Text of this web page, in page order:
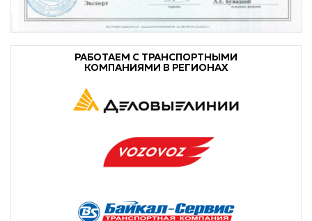
РАБОТАЕМ С ТРАНСПОРТНЫМИ
КОМПАНИЯМИ В РЕГИОНАХ